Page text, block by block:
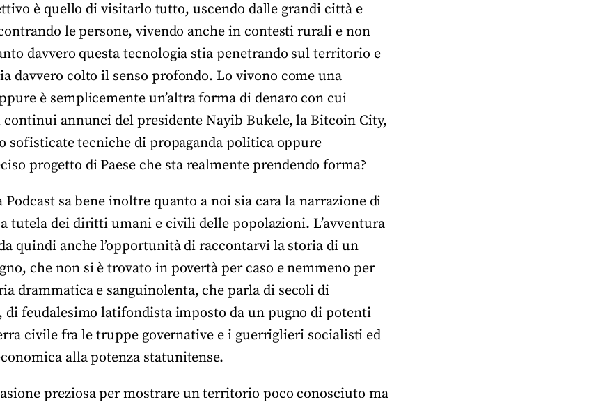
è quello di visitarlo tutto, uscendo dalle grandi città e
le persone, vivendo anche in contesti rurali e non
davvero questa tecnologia stia penetrando sul territorio e
davvero colto il senso profondo. Lo vivono come una
è semplicemente un’altra forma di denaro con cui
continui annunci del presidente Nayib Bukele, la Bitcoin City,
sofisticate tecniche di propaganda politica oppure
progetto di Paese che sta realmente prendendo forma?
sa bene inoltre quanto a noi sia cara la narrazione di
tutela dei diritti umani e civili delle popolazioni. L’avventura
quindi anche l’opportunità di raccontarvi la storia di un
che non si è trovato in povertà per caso e nemmeno per
drammatica e sanguinolenta, che parla di secoli di
di feudalesimo latifondista imposto da un pugno di potenti
civile fra le truppe governative e i guerriglieri socialisti ed
alla potenza statunitense.
preziosa per mostrare un territorio poco conosciuto ma